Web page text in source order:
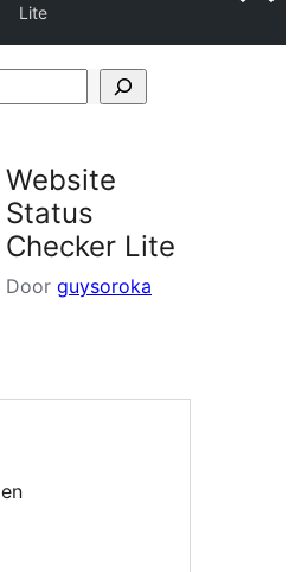
Lite
Website
Status
Checker Lite
Door guysoroka